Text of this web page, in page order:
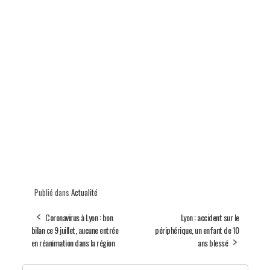
Publié dans Actualité
Coronavirus à Lyon : bon
bilan ce 9 juillet, aucune entrée
en réanimation dans la région
Lyon : accident sur le
périphérique, un enfant de 10
ans blessé